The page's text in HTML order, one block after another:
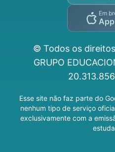
Em
© Todos os
GRUPO
Esse site não faz parte do
nenhum tipo de serviço
exclusivamente com a